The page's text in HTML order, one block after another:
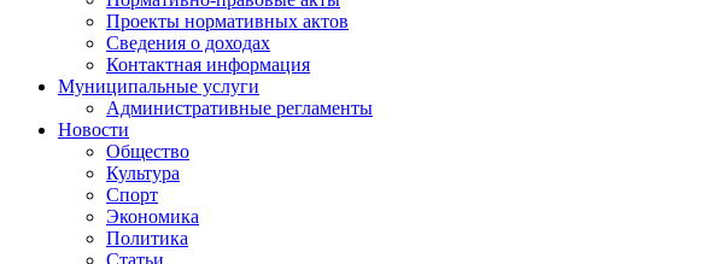
Проекты нормативных актов
Сведения о доходах
Контактная информация
Муниципальные услуги
Административные регламенты
Новости
Общество
Культура
Спорт
Экономика
Политика
Статьи